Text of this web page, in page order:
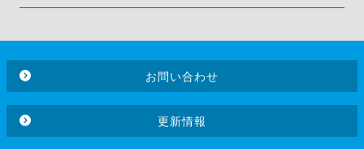
お問い合わせ
更新情報